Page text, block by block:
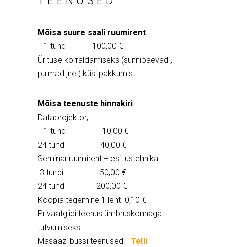
Mõisa suure saali ruumirent
1 tund 100,00 €
Ürituse korraldamiseks (sünnipäevad ,
pulmad jne.) küsi pakkumist.
Mõisa teenuste hinnakiri
Databrojektor,
1 tund 10,00 €
24 tundi 40,00 €
Seminariruumirent + esitlustehnika
3 tundi 50,00 €
24 tundi 200,00 €
Koopia tegemine 1 leht 0,10 €
Privaatgiidi teenus ümbruskonnaga
tutvumiseks
Masaazi bussi teenused:
Telli